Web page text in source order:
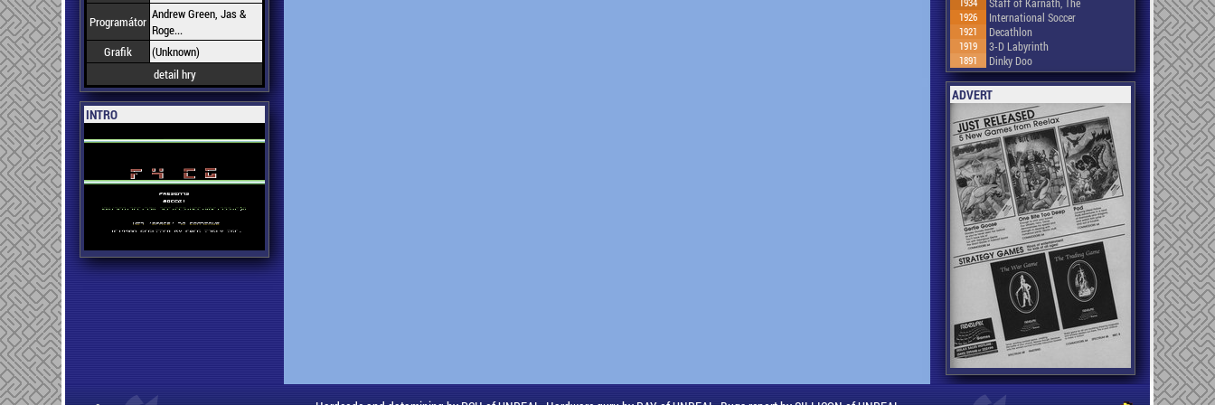
Programátor Andrew Green, Jas &
Roge...
Grafik
(Unknown)
detail hry
INTRO
1926 International Soccer
1921 Decathlon
1919 3-D Labyrinth
1891 Dinky Doo
ADVERT